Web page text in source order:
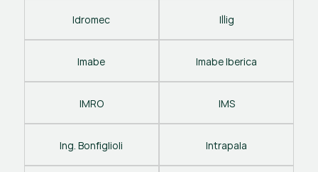
Idromec Illig
Imabe Imabe Iberica
IMRO IMS
Ing. Bonfiglioli Intrapala